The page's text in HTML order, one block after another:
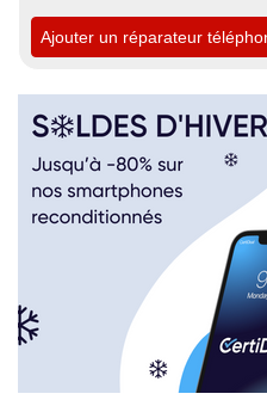
Ajouter un réparateur